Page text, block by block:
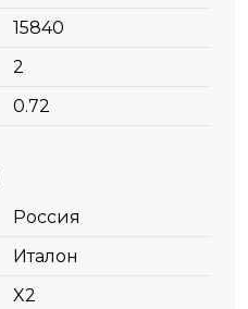
15840
2
0.72
Россия
Италон
X2